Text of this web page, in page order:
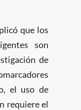
que los
son
de
el uso de
requiere el